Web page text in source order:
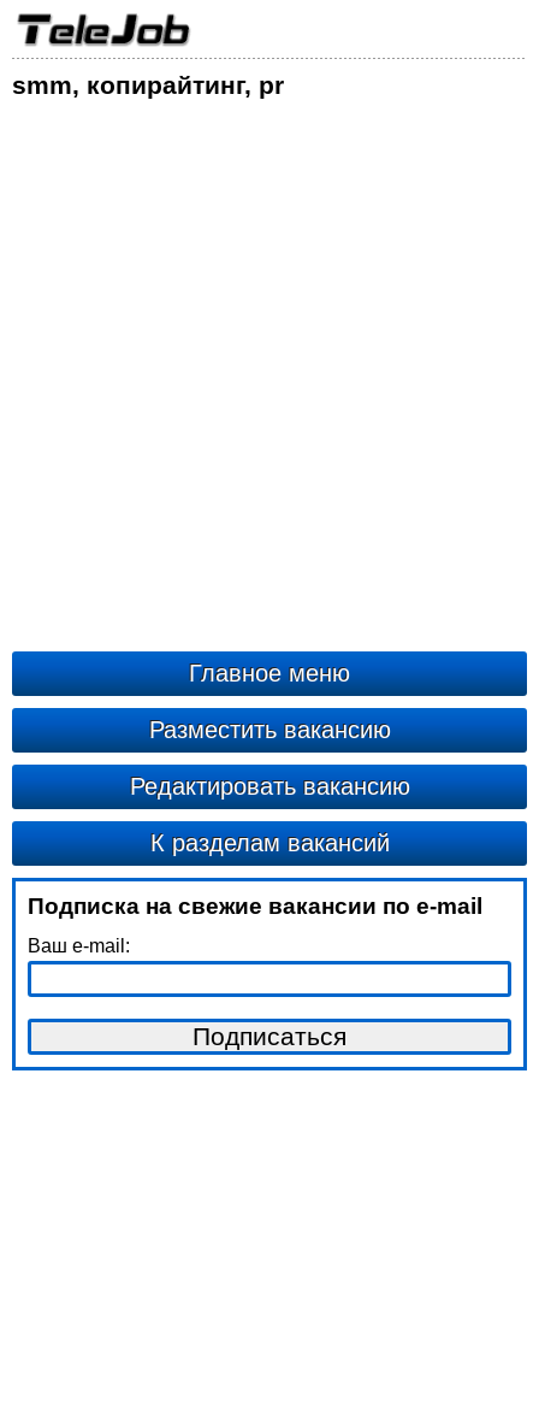
smm, копирайтинг, pr
Главное меню
Разместить вакансию
Редактировать вакансию
К разделам вакансий
Подписка на свежие вакансии по e-mail
Ваш e-mail: